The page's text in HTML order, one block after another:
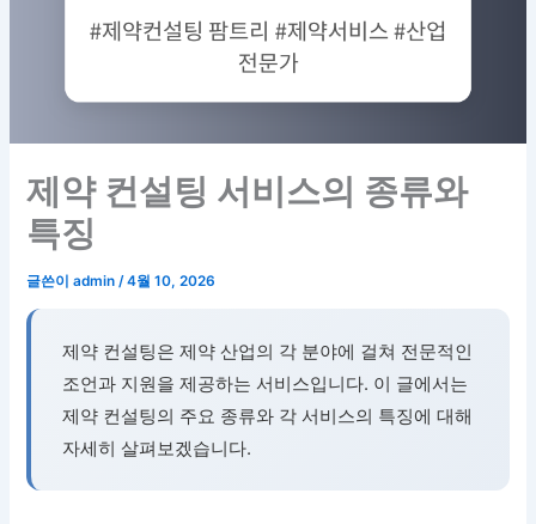
제약 컨설팅 서비스의 종류와
특징
글쓴이admin /4월 10, 2026
제약 컨설팅은 제약 산업의 각 분야에 걸쳐 전문적인
조언과 지원을 제공하는 서비스입니다. 이 글에서는
제약 컨설팅의 주요 종류와 각 서비스의 특징에 대해
자세히 살펴보겠습니다.